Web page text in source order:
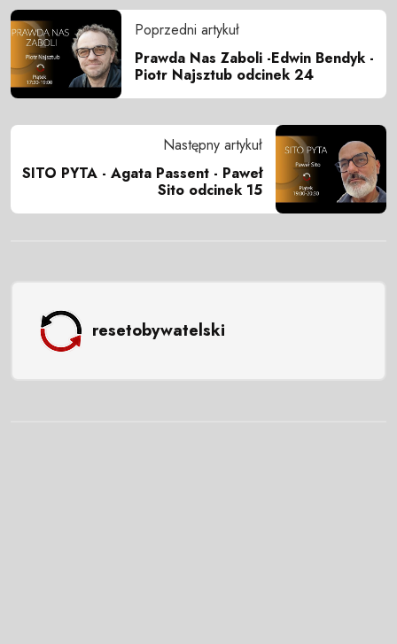
Poprzedni artykuł
Prawda Nas Zaboli -Edwin Bendyk -
Piotr Najsztub odcinek 24
Następny artykuł
SITO PYTA - Agata Passent - Paweł
Sito odcinek 15
resetobywatelski